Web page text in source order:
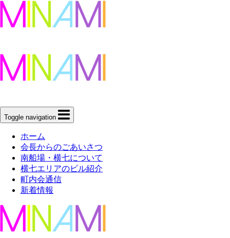
Toggle navigation
ホーム
会長からのごあいさつ
南船場・横七について
横七エリアのビル紹介
町内会通信
新着情報